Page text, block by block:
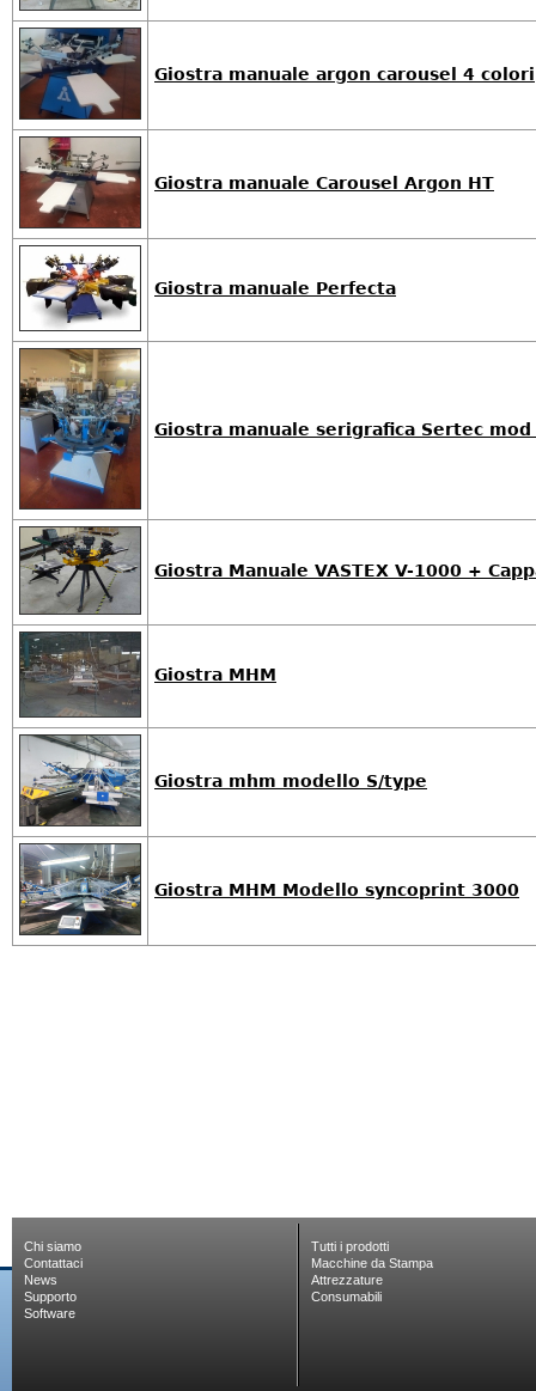
Giostra manuale argon carousel 4 colori
Giostra manuale Carousel Argon HT
Giostra manuale Perfecta
Giostra manuale serigrafica Sertec mod
Giostra Manuale VASTEX V-1000 +
Giostra MHM
Giostra mhm modello S/type
Giostra MHM Modello syncoprint 3000
Chi siamo
Contattaci
News
Supporto
Software
Tutti i prodotti
Macchine da Stampa
Attrezzature
Consumabili